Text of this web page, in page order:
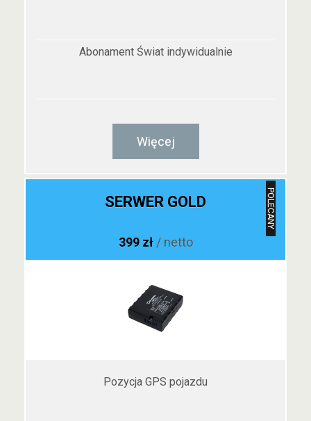
Abonament Świat indywidualnie
Więcej
POLECANY
SERWER GOLD
399 zł / netto
Pozycja GPS pojazdu